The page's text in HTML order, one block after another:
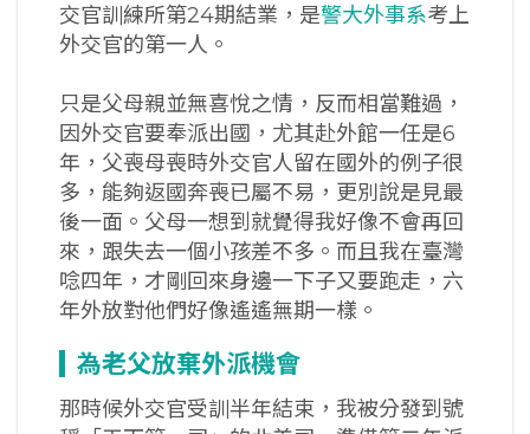
交官訓練所第24期結業，是警大外事系考上
外交官的第一人。
只是父母親並無喜悅之情，反而相當難過，
因外交官要奉派出國，尤其赴外館一任是6
年，父喪母喪時外交官人留在國外的例子很
多，能夠返國奔喪已屬不易，更別說是見最
後一面。父母一想到就覺得我好像不會再回
來，跟失去一個小孩差不多。而且我在臺灣
唸四年，才剛回來身邊一下子又要跑走，六
年外放對他們好像遙遙無期一樣。
為老父放棄外派機會
那時候外交官受訓半年結束，我被分發到號